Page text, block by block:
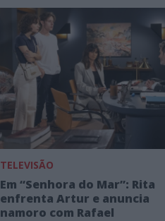
TELEVISÃO
Em “Senhora do Mar”: Rita
enfrenta Artur e anuncia
namoro com Rafael